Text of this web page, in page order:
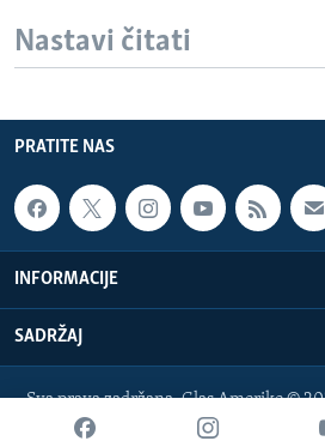
Nastavi čitati
PRATITE NAS
INFORMACIJE
SADRŽAJ
Sva prava zadržana. Glas Amerike ©
bosnian-service@voanews.com